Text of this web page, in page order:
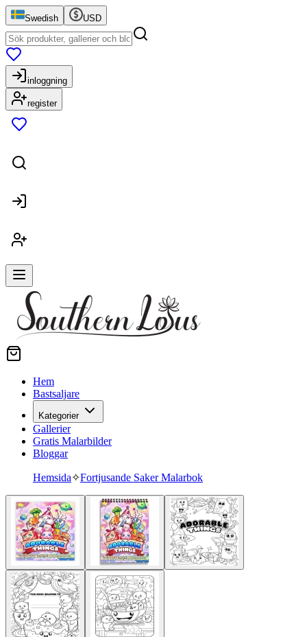
Swedish USD
inloggning
register
Hem
Bastsaljare
Kategorier
Gallerier
Gratis Malarbilder
Bloggar
Hemsida✧Fortjusande Saker Malarbok